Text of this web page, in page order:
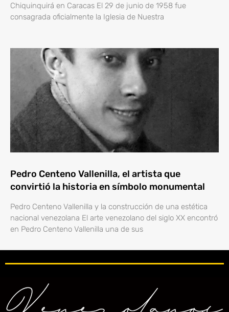
Chiquinquirá en Caracas El 29 de junio de 1958 fue
consagrada oficialmente la Iglesia de Nuestra
Pedro Centeno Vallenilla, el artista que
convirtió la historia en símbolo monumental
Pedro Centeno Vallenilla y la construcción de una estética
nacional venezolana El arte venezolano del siglo XX encontró
en Pedro Centeno Vallenilla una de sus